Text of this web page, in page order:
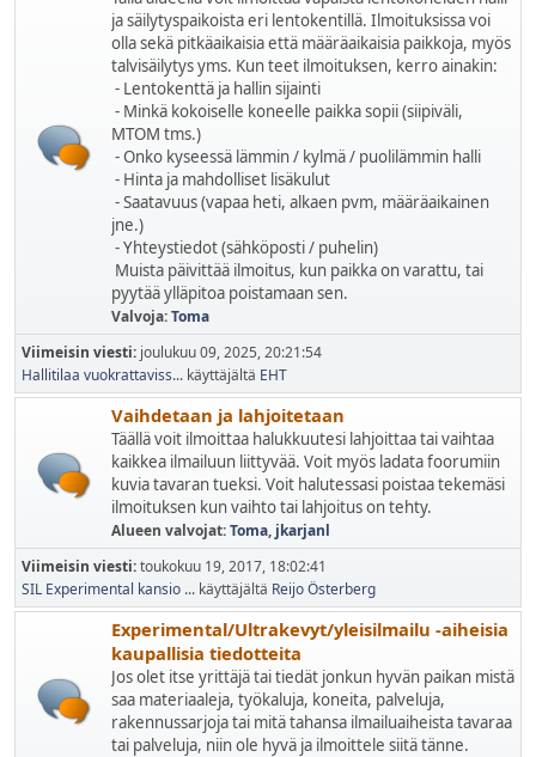
ja säilytyspaikoista eri lentokentillä. Ilmoituksissa voi
olla sekä pitkäaikaisia että määräaikaisia paikkoja, myös
talvisäilytys yms. Kun teet ilmoituksen, kerro ainakin:
- Lentokenttä ja hallin sijainti
- Minkä kokoiselle koneelle paikka sopii (siipiväli,
MTOM tms.)
- Onko kyseessä lämmin / kylmä / puolilämmin halli
- Hinta ja mahdolliset lisäkulut
- Saatavuus (vapaa heti, alkaen pvm, määräaikainen
jne.)
- Yhteystiedot (sähköposti / puhelin)
Muista päivittää ilmoitus, kun paikka on varattu, tai
pyytää ylläpitoa poistamaan sen.
Valvoja:Toma
Viimeisin viesti: joulukuu 09, 2025, 20:21:54
Hallitilaa vuokrattaviss... käyttäjältä EHT
Vaihdetaan ja lahjoitetaan
Täällä voit ilmoittaa halukkuutesi lahjoittaa tai vaihtaa
kaikkea ilmailuun liittyvää. Voit myös ladata foorumiin
kuvia tavaran tueksi. Voit halutessasi poistaa tekemäsi
ilmoituksen kun vaihto tai lahjoitus on tehty.
Alueen valvojat:Toma, jkarjanl
Viimeisin viesti:toukokuu 19, 2017, 18:02:41
SIL Experimental kansio ... käyttäjältä Reijo Österberg
Experimental/Ultrakevyt/yleisilmailu -aiheisia
kaupallisia tiedotteita
Jos olet itse yrittäjä tai tiedät jonkun hyvän paikan mistä
saa materiaaleja, työkaluja, koneita, palveluja,
rakennussarjoja tai mitä tahansa ilmailuaiheista tavaraa
tai palveluja, niin ole hyvä ja ilmoittele siitä tänne.